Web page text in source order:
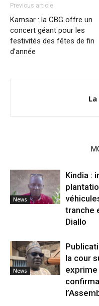
Previous article
Kamsar : la CBG offre un
concert géant pour les
festivités des fêtes de fin
d’année
News
Kindia :
tranche
Diallo
News
la cour